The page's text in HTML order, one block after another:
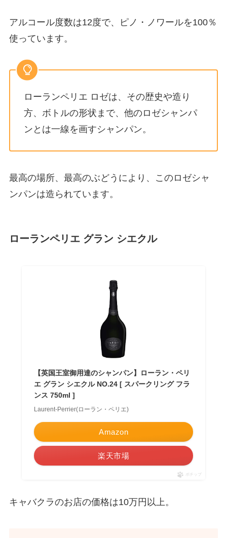
アルコール度数は12度で、ピノ・ノワールを100％
使っています。
ローランペリエ ロゼは、その歴史や造り
方、ボトルの形状まで、他のロゼシャンパ
ンとは一線を画すシャンパン。
最高の場所、最高のぶどうにより、このロゼシャ
ンパンは造られています。
ローランペリエ グラン シエクル
【英国王室御用達のシャンパン】ローラン・ペリ
エ グラン シエクル NO.24 [ スパークリング フラ
ンス 750ml ]
Laurent-Perrier(ローラン・ペリエ)
Amazon
楽天市場
ポチップ
キャバクラのお店の価格は10万円以上。